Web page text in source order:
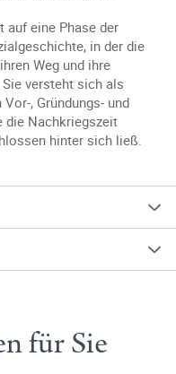
auf eine Phase der
in der die
Weg und ihre
versteht sich als
, Gründungs- und
die Nachkriegszeit
hinter sich ließ.
für Sie